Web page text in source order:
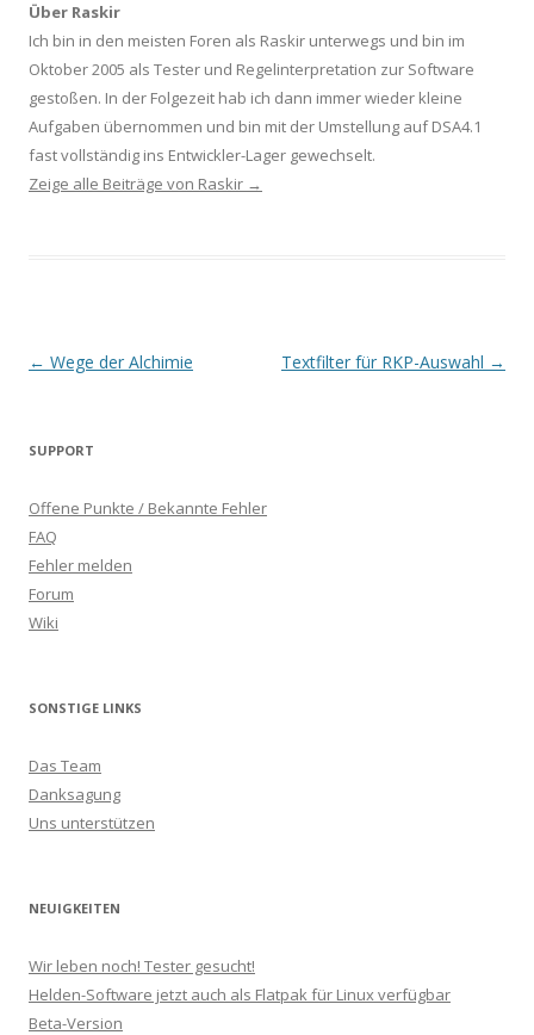
Über Raskir
Ich bin in den meisten Foren als Raskir unterwegs und bin im
Oktober 2005 als Tester und Regelinterpretation zur Software
gestoßen. In der Folgezeit hab ich dann immer wieder kleine
Aufgaben übernommen und bin mit der Umstellung auf DSA4.1
fast vollständig ins Entwickler-Lager gewechselt.
Zeige alle Beiträge von Raskir →
Beitrags-
← Wege der Alchimie Textfilter für RKP-Auswahl →
SUPPORT
Offene Punkte / Bekannte Fehler
FAQ
Fehler melden
Forum
Wiki
SONSTIGE LINKS
Das Team
Danksagung
Uns unterstützen
NEUIGKEITEN
Wir leben noch! Tester gesucht!
Helden-Software jetzt auch als Flatpak für Linux verfügbar
Beta-Version